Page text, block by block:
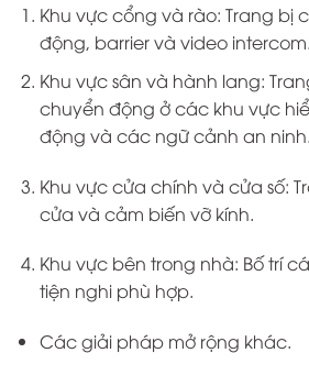
Khu vực cổng và rào: Trang bị
động, barrier và video intercom.
Khu vực sân và hành lang:
chuyển động ở các khu vực
động và các ngữ cảnh an ninh.
Khu vực cửa chính và cửa số:
cửa và cảm biến vỡ kính.
Khu vực bên trong nhà: Bố trí
tiện nghi phù hợp.
Các giải pháp mở rộng khác.